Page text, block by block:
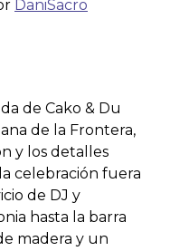
DaniSacro
de Cako & Du
de la Frontera,
y los detalles
celebración fuera
de DJ y
hasta la barra
madera y un